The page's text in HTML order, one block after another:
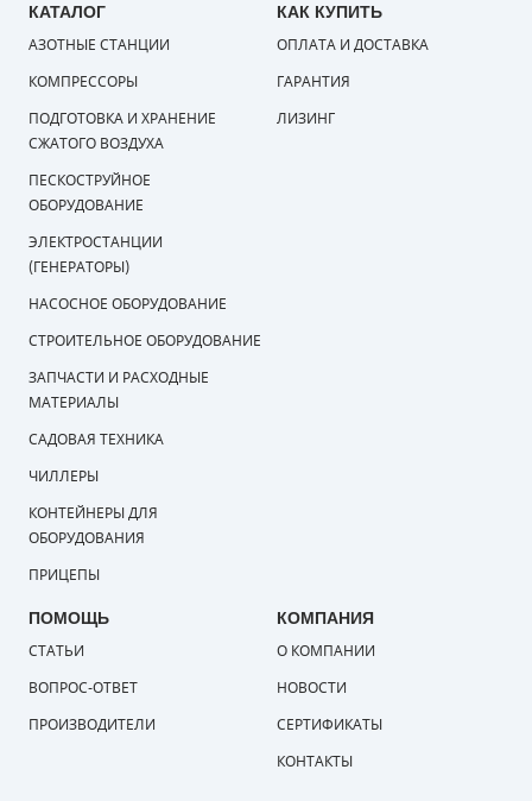
КАТАЛОГ
АЗОТНЫЕ СТАНЦИИ
КОМПРЕССОРЫ
ПОДГОТОВКА И ХРАНЕНИЕ
СЖАТОГО ВОЗДУХА
ПЕСКОСТРУЙНОЕ
ОБОРУДОВАНИЕ
ЭЛЕКТРОСТАНЦИИ
(ГЕНЕРАТОРЫ)
НАСОСНОЕ ОБОРУДОВАНИЕ
СТРОИТЕЛЬНОЕ ОБОРУДОВАНИЕ
ЗАПЧАСТИ И РАСХОДНЫЕ
МАТЕРИАЛЫ
САДОВАЯ ТЕХНИКА
ЧИЛЛЕРЫ
КОНТЕЙНЕРЫ ДЛЯ
ОБОРУДОВАНИЯ
ПРИЦЕПЫ
КАК КУПИТЬ
ОПЛАТА И ДОСТАВКА
ГАРАНТИЯ
ЛИЗИНГ
ПОМОЩЬ
СТАТЬИ
ВОПРОС-ОТВЕТ
ПРОИЗВОДИТЕЛИ
КОМПАНИЯ
О КОМПАНИИ
НОВОСТИ
СЕРТИФИКАТЫ
КОНТАКТЫ